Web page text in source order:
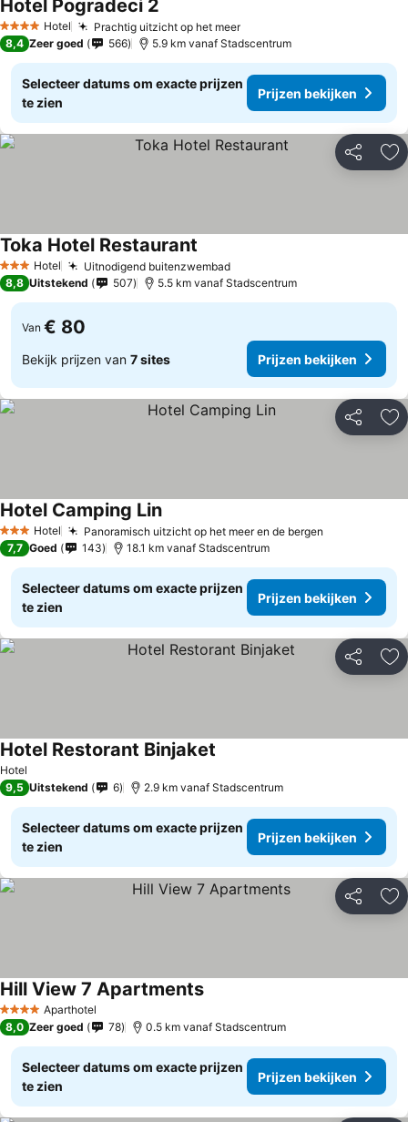
4 SterrenHotel Prachtig uitzicht op het meer
Hotel Pogradeci 2
8,4 Zeer goed 566 5.9 km vanaf Stadscentrum
Selecteer datums om exacte prijzen
te zien
Prijzen bekijken
Delen
3 SterrenHotel Uitnodigend buitenzwembad
Toka Hotel Restaurant
8,8 Uitstekend 507 5.5 km vanaf Stadscentrum
Van € 80
Bekijk prijzen van 7 sites Prijzen bekijken
Delen
3 SterrenHotel Panoramisch uitzicht op het meer en de bergen
Hotel Camping Lin
7,7 Goed 143 18.1 km vanaf Stadscentrum
Selecteer datums om exacte prijzen
te zien
Prijzen bekijken
Delen
Hotel
Hotel Restorant Binjaket
9,5 Uitstekend 6 2.9 km vanaf Stadscentrum
Selecteer datums om exacte prijzen
te zien
Prijzen bekijken
Delen
4 SterrenAparthotel
Hill View 7 Apartments
8,0 Zeer goed 78 0.5 km vanaf Stadscentrum
Selecteer datums om exacte prijzen
te zien
Prijzen bekijken